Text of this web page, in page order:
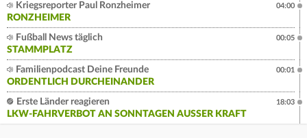
Kriegsreporter Paul Ronzheimer
RONZHEIMER
04:00
Fußball News täglich
STAMMPLATZ
00:05
Familienpodcast Deine Freunde
ORDENTLICH DURCHEINANDER
00:01
Erste Länder reagieren
LKW-FAHRVERBOT AN SONNTAGEN AUSSER KRAFT
18:03